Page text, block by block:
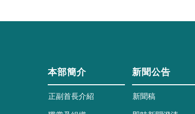
本部簡介
正副首長介紹
新聞公告
新聞稿